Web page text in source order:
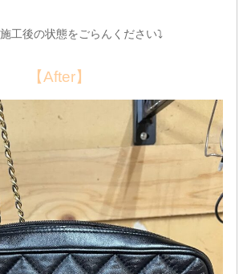
工後の状態をごらんください⤵
【After】